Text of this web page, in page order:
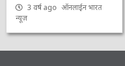
3 वर्ष ago ऑनलाईन भारत
न्यूज़